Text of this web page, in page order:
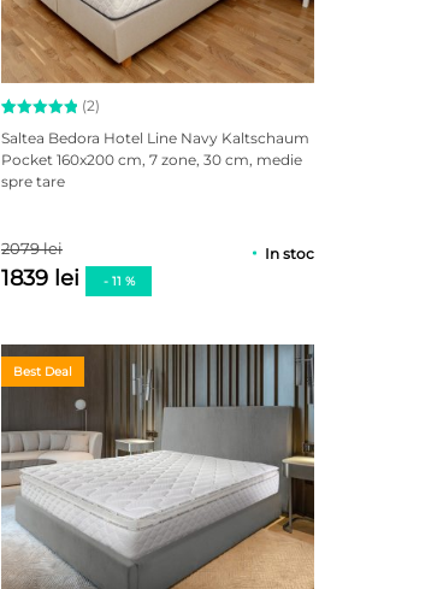
Evaluat la
5.00din
5 pe baza
a
2
evaluări
(2)
Saltea Bedora Hotel Line Navy Kaltschaum
Pocket 160x200 cm, 7 zone, 30 cm, medie
spre tare
2079 lei
1839 lei - 11 %
In stoc
Best Deal